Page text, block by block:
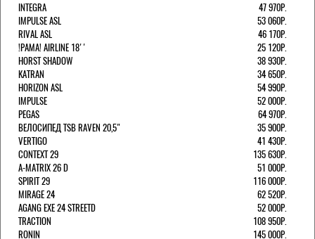
INTEGRA
47 970Р.
IMPULSE ASL
53 060Р.
RIVAL ASL
46 170Р.
!РАМА! AIRLINE 18''
25 120Р.
HORST SHADOW
38 930Р.
KATRAN
34 650Р.
HORIZON ASL
54 990Р.
IMPULSE
52 000Р.
PEGAS
64 970Р.
ВЕЛОСИПЕД TSB RAVEN 20,5"
35 900Р.
VERTIGO
41 430Р.
CONTEXT 29
135 630Р.
A-MATRIX 26 D
51 000Р.
SPIRIT 29
116 000Р.
MIRAGE 24
62 520Р.
AGANG EXE 24 STREETD
52 000Р.
TRACTION
108 950Р.
RONIN
145 000Р.